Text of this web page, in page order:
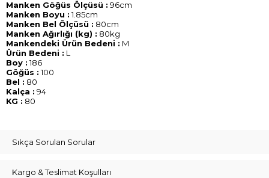
Manken Göğüs Ölçüsü : 96cm
Manken Boyu :1.85cm
Manken Bel Ölçüsü : 80cm
Manken Ağırlığı (kg) : 80kg
Mankendeki Ürün Bedeni : M
Ürün Bedeni : L
Boy :186
Göğüs :100
Bel : 80
Kalça : 94
KG : 80
Sıkça Sorulan Sorular
Kargo & Teslimat Koşulları